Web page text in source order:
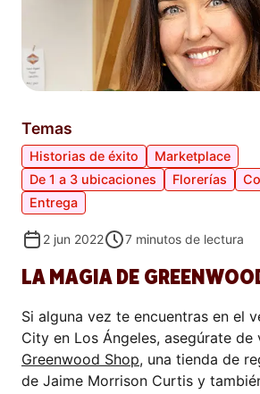
LA MAGIA DE
Si alguna vez te encuentras en el
City en Los Ángeles, asegúrate de
Greenwood Shop, una tienda de
de Jaime Morrison Curtis y
Temas
Historias de éxito
Marketplace
De 1 a 3 ubicaciones
Florerías
Entrega
2 jun 2022 7 minutos de lectura